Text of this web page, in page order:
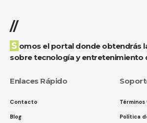
//
Somos el portal donde obtendrás las novedades
sobre tecnología y entretenimiento
Enlaces Rápido
Contacto
Blog Política